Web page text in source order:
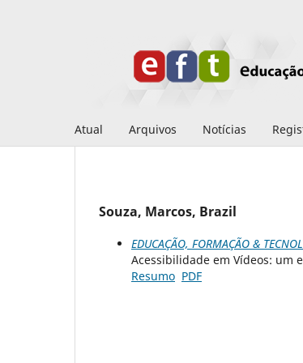
Atual Arquivos Notícias
Souza, Marcos, Brazil
EDUCAÇÃO, FORMAÇÃO &
Acessibilidade em Vídeos: um
Resumo PDF